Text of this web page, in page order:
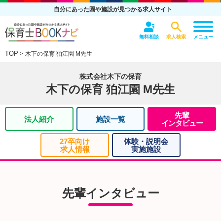
自分にあった園や施設が見つかる求人サイト
無料相談 求人検索 メニュー
TOP 木下の保育 狛江園 M先生
株式会社木下の保育
木下の保育 狛江園 M先生
法人紹介 施設一覧
先輩
インタビュー
27卒向け
求人情報
体験・説明会
実施施設
先輩インタビュー